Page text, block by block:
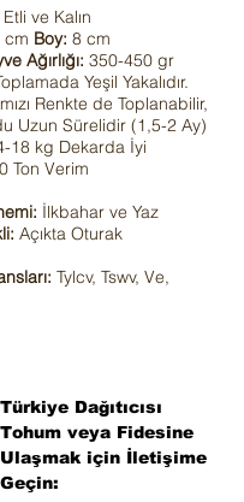
Etli ve Kalın
cm Boy: 8 cm
Ağırlığı: 350-450 gr
Yeşil Yakalıdır.
Renkte de Toplanabilir,
Uzun Sürelidir (1,5-2 Ay)
18 kg Dekarda İyi
Ton Verim
İlkbahar ve Yaz
Açıkta Oturak
: Tylcv, Tswv, Ve,
Türkiye Dağıtıcısı
Tohum veya Fidesine
Ulaşmak için İletişime
Geçin: